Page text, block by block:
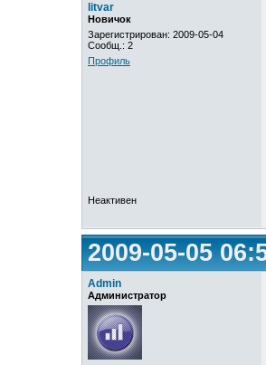
litvar
Новичок
Зарегистрирован: 2009-05-04
Сообщ.: 2
Профиль
Неактивен
2009-05-05
Admin
Администратор